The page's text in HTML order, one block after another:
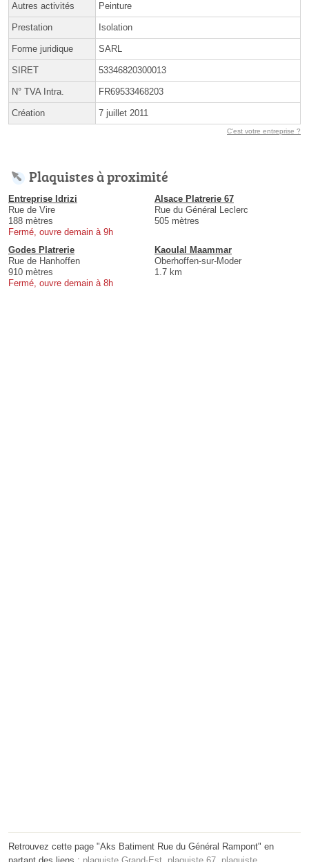
Autres activités Peinture
Prestation Isolation
Forme juridique SARL
SIRET 53346820300013
N° TVA Intra. FR69533468203
Création 7 juillet 2011
C'est votre entreprise ?
Plaquistes à proximité
Entreprise Idrizi
Rue de Vire
188 mètres
Fermé, ouvre demain à 9h
Alsace Platrerie 67
Rue du Général Leclerc
505 mètres
Godes Platrerie
Rue de Hanhoffen
910 mètres
Fermé, ouvre demain à 8h
Kaoulal Maammar
Oberhoffen-sur-Moder
1.7 km
Retrouvez cette page "Aks Batiment Rue du Général Rampont" en